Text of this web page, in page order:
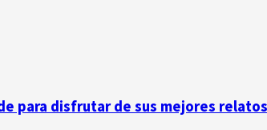
para disfrutar de sus mejores relatos